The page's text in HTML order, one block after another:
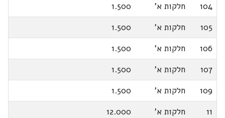
104
חלקות א'
1.500
105
חלקות א'
1.500
106
חלקות א'
1.500
107
חלקות א'
1.500
109
חלקות א'
1.500
11
חלקות א'
12.000